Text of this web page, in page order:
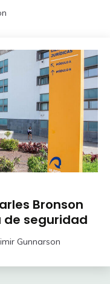
Bronson
seguridad
Gunnarson